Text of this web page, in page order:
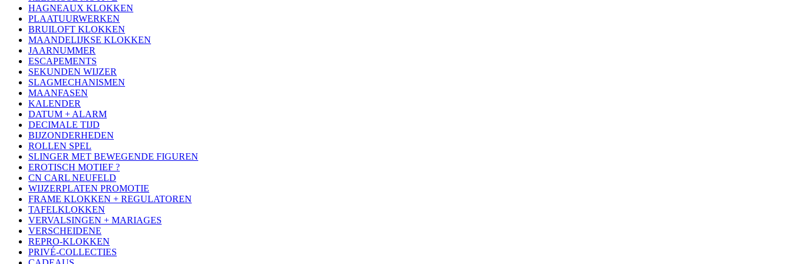
HAGNEAUX KLOKKEN
PLAATUURWERKEN
BRUILOFT KLOKKEN
MAANDELIJKSE KLOKKEN
JAARNUMMER
ESCAPEMENTS
SEKUNDEN WIJZER
SLAGMECHANISMEN
MAANFASEN
KALENDER
DATUM + ALARM
DECIMALE TIJD
BIJZONDERHEDEN
ROLLEN SPEL
SLINGER MET BEWEGENDE FIGUREN
EROTISCH MOTIEF ?
CN CARL NEUFELD
WIJZERPLATEN PROMOTIE
FRAME KLOKKEN + REGULATOREN
TAFELKLOKKEN
VERVALSINGEN + MARIAGES
VERSCHEIDENE
REPRO-KLOKKEN
PRIVÉ-COLLECTIES